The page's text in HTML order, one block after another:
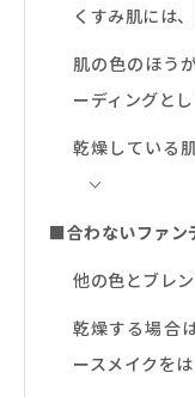
くすみ肌には
肌の色のほう
ーディングと
乾燥している
■合わないファン
他の色とブレ
乾燥する場合
ースメイクを